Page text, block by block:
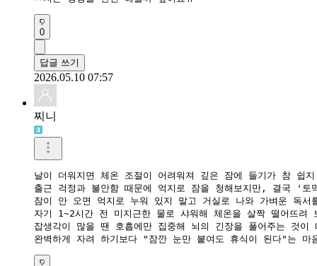
0
답글 쓰기
2026.05.10 07:57
찌니
날이 더워지면 체온 조절이 어려워져 깊은 잠에 들기가 참 쉽
출근 걱정과 불안함 때문에 억지로 잠을 청해보지만, 결국 '
잠이 안 오면 억지로 누워 있지 말고 거실로 나와 가벼운 독
자기 1~2시간 전 미지근한 물로 샤워해 체온을 살짝 떨어뜨려
잡생각이 많을 땐 호흡에만 집중해 뇌의 긴장을 풀어주는 것이
완벽하게 자려 하기보다 "잠깐 눈만 붙여도 휴식이 된다"는